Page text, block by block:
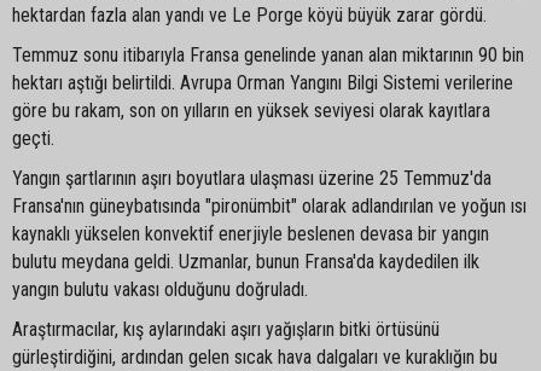
hektardan fazla alan yandı ve Le Porge köyü büyük zarar gördü.
Temmuz sonu itibarıyla Fransa genelinde yanan alan miktarının 90 bin
hektarı aştığı belirtildi. Avrupa Orman Yangını Bilgi Sistemi verilerine
göre bu rakam, son on yılların en yüksek seviyesi olarak kayıtlara
geçti.
Yangın şartlarının aşırı boyutlara ulaşması üzerine 25 Temmuz'da
Fransa'nın güneybatısında "pironümbit" olarak adlandırılan ve yoğun ısı
kaynaklı yükselen konvektif enerjiyle beslenen devasa bir yangın
bulutu meydana geldi. Uzmanlar, bunun Fransa'da kaydedilen ilk
yangın bulutu vakası olduğunu doğruladı.
Araştırmacılar, kış aylarındaki aşırı yağışların bitki örtüsünü
gürleştirdiğini, ardından gelen sıcak hava dalgaları ve kuraklığın bu